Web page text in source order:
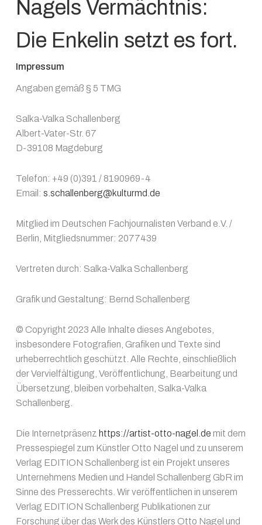
Nagels Vermächtnis:
Die Enkelin setzt es fort.
Impressum
Angaben gemäß § 5 TMG
Salka-Valka Schallenberg
Albert-Vater-Str. 67
D-39108 Magdeburg
Telefon: +49 (0)391 / 8190969-4
Email: s.schallenberg@kulturmd.de
Mitglied im Deutschen Fachjournalisten Verband e.V. /
Berlin, Mitgliedsnummer: 2077439
Vertreten durch: Salka-Valka Schallenberg
Grafik und Gestaltung: Bernd Schallenberg
© Copyright 2023 Alle Inhalte dieses Angebotes,
insbesondere Fotografien, Grafiken und Texte sind
urheberrechtlich geschützt. Alle Rechte, einschließlich
der Vervielfältigung, Veröffentlichung, Bearbeitung und
Übersetzung, bleiben vorbehalten, Salka-Valka
Schallenberg.
Die Internetpräsenz https://artist-otto-nagel.de mit dem
Pressespiegel zum Künstler Otto Nagel und zu unserem
Verlag EDITION Schallenberg ist ein Projekt unseres
Unternehmens Medien und Handel Schallenberg GbR im
Sinne des Presserechts. Wir veröffentlichen in unserem
Verlag EDITION Schallenberg Publikationen zur
Forschung über das Werk des Künstlers Otto Nagel und